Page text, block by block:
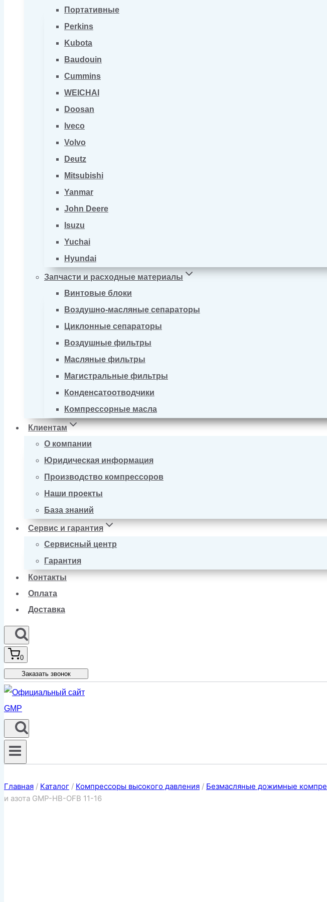
Портативные
Perkins
Kubota
Baudouin
Cummins
WEICHAI
Doosan
Iveco
Volvo
Deutz
Mitsubishi
Yanmar
John Deere
Isuzu
Yuchai
Hyundai
Запчасти и расходные материалы
Винтовые блоки
Воздушно-масляные сепараторы
Циклонные сепараторы
Воздушные фильтры
Масляные фильтры
Магистральные фильтры
Конденсатоотводчики
Компрессорные масла
Клиентам
О компании
Юридическая информация
Производство компрессоров
Наши проекты
База знаний
Сервис и гарантия
Сервисный центр
Гарантия
Контакты
Оплата
Доставка
0
Заказать звонок
Главная / Каталог / Компрессоры высокого давления / Безмасляные дожимные
и азота GMP-HB-OFB 11-16